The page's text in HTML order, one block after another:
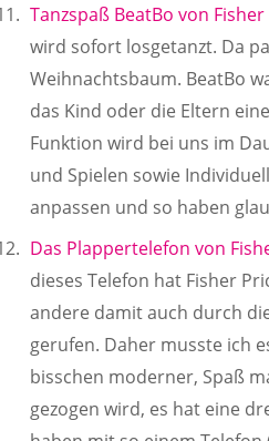
Tanzspaß BeatBo von
wird sofort losgetanzt. Da
Weihnachtsbaum. BeatBo
das Kind oder die Eltern
Funktion wird bei uns im
und Spielen sowie
anpassen und so haben
Das Plappertelefon von
dieses Telefon hat Fisher
andere damit auch durch
gerufen. Daher musste ich
bisschen moderner, Spaß
gezogen wird, es hat eine